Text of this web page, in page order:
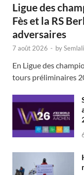
Ligue des
Fès et la RS
adversaires
7 août 2026 - by
En Ligue des
tours préliminaires